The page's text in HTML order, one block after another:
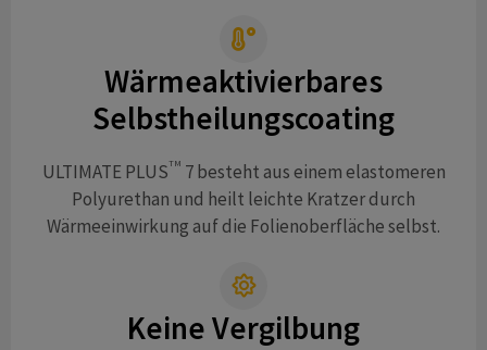
Wärmeaktivierbares
Selbstheilungscoating
ULTIMATE PLUSTM 7 besteht aus einem elastomeren
Polyurethan und heilt leichte Kratzer durch
Wärmeeinwirkung auf die Folienoberfläche selbst.
Keine Vergilbung